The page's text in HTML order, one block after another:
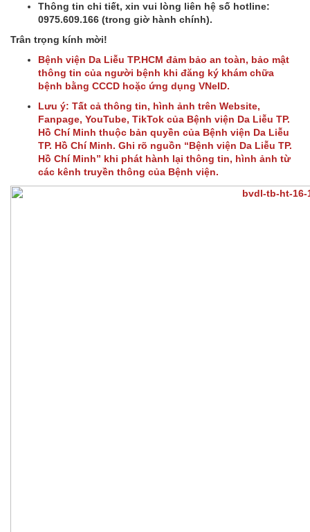
Thông tin chi tiết, xin vui lòng liên hệ số hotline:
0975.609.166 (trong giờ hành chính).
Trân trọng kính mời!
Bệnh viện Da Liễu TP.HCM đảm bảo an toàn, bảo mật
thông tin của người bệnh khi đăng ký khám chữa
bệnh bằng CCCD hoặc ứng dụng VNeID.
Lưu ý: Tất cả thông tin, hình ảnh trên Website,
Fanpage, YouTube, TikTok của Bệnh viện Da Liễu TP.
Hồ Chí Minh thuộc bản quyền của Bệnh viện Da Liễu
TP. Hồ Chí Minh. Ghi rõ nguồn “Bệnh viện Da Liễu TP.
Hồ Chí Minh” khi phát hành lại thông tin, hình ảnh từ
các kênh truyền thông của Bệnh viện.